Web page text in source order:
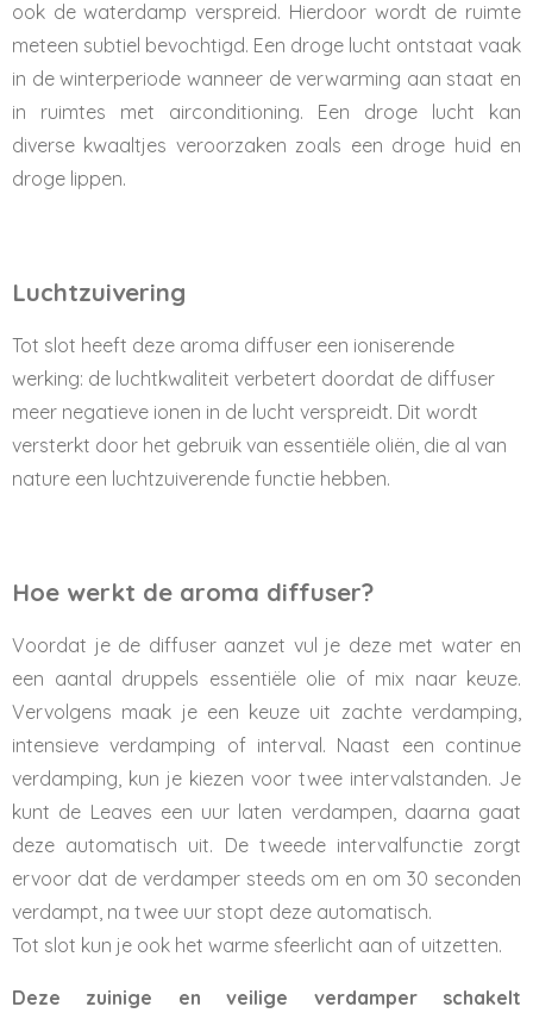
ook de waterdamp verspreid. Hierdoor wordt de ruimte
meteen subtiel bevochtigd. Een droge lucht ontstaat vaak
in de winterperiode wanneer de verwarming aan staat en
in ruimtes met airconditioning. Een droge lucht kan
diverse kwaaltjes veroorzaken zoals een droge huid en
droge lippen.
Luchtzuivering
Tot slot heeft deze aroma diffuser een ioniserende
werking: de luchtkwaliteit verbetert doordat de diffuser
meer negatieve ionen in de lucht verspreidt. Dit wordt
versterkt door het gebruik van essentiële oliën, die al van
nature een luchtzuiverende functie hebben.
Hoe werkt de aroma diffuser?
Voordat je de diffuser aanzet vul je deze met water en
een aantal druppels essentiële olie of mix naar keuze.
Vervolgens maak je een keuze uit zachte verdamping,
intensieve verdamping of interval. Naast een continue
verdamping, kun je kiezen voor twee intervalstanden. Je
kunt de Leaves een uur laten verdampen, daarna gaat
deze automatisch uit. De tweede intervalfunctie zorgt
ervoor dat de verdamper steeds om en om 30 seconden
verdampt, na twee uur stopt deze automatisch.
Tot slot kun je ook het warme sfeerlicht aan of uitzetten.
Deze zuinige en veilige verdamper schakelt